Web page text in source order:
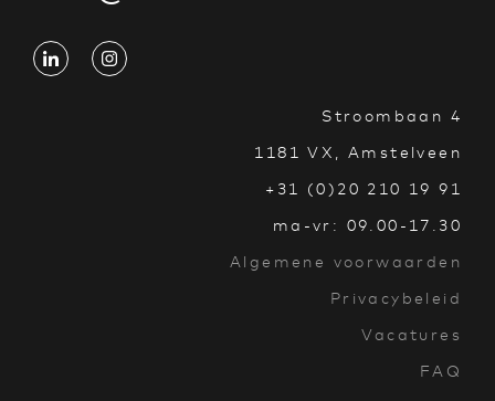
Stroombaan 4
1181 VX, Amstelveen
+31 (0)20 210 19 91
ma-vr: 09.00-17.30
Algemene voorwaarden
Privacybeleid
Vacatures
FAQ